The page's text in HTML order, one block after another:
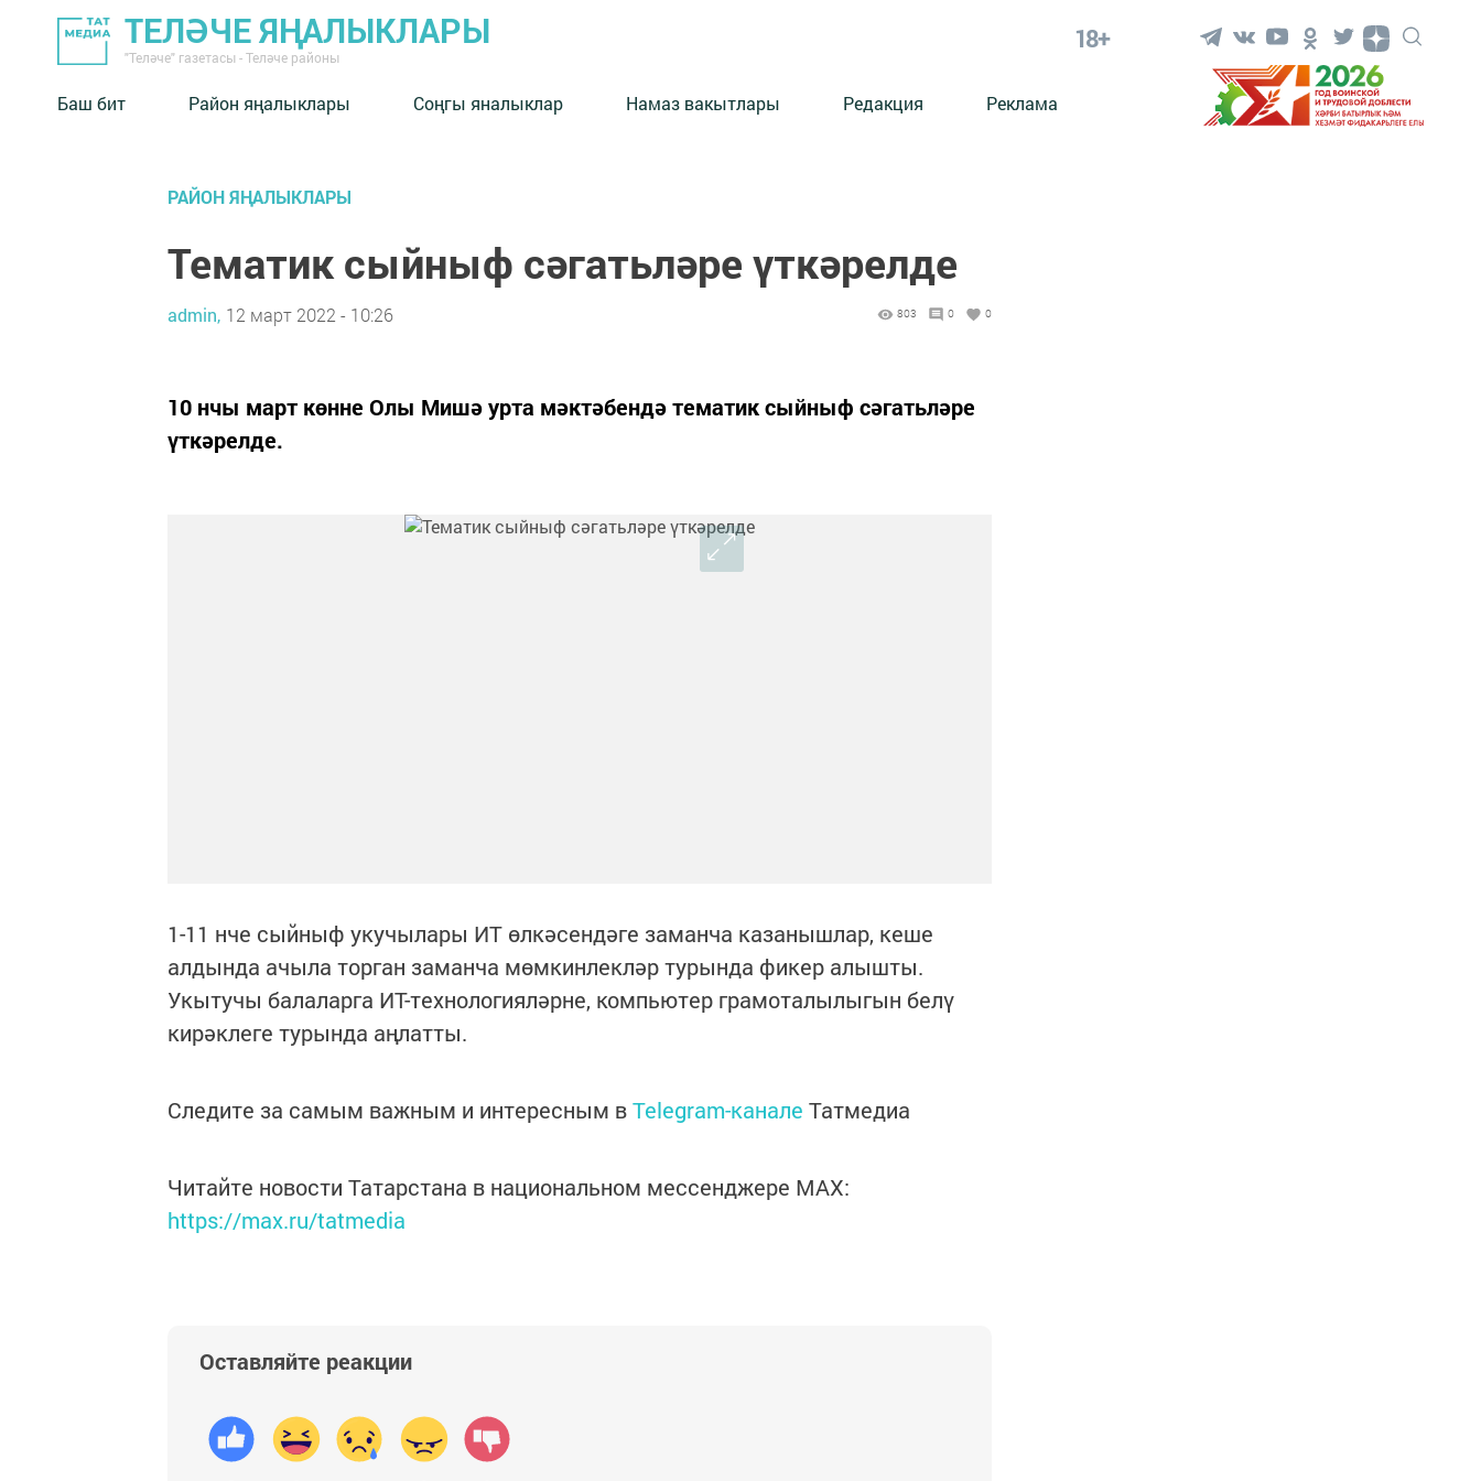
ТЕЛӘЧЕ ЯҢАЛЫКЛАРЫ
"Теләче" газетасы - Теләче районы
18+
Баш бит Район яңалыклары Соңгы яналыклар Намаз вакытлары Редакция Реклама
РАЙОН ЯҢАЛЫКЛАРЫ
Тематик сыйныф сәгатьләре үткәрелде
admin, 12 март 2022 - 10:26 803 0 0
10 нчы март көнне Олы Мишә урта мәктәбендә тематик сыйныф сәгатьләре
үткәрелде.
1-11 нче сыйныф укучылары ИТ өлкәсендәге заманча казанышлар, кеше
алдында ачыла торган заманча мөмкинлекләр турында фикер алышты.
Укытучы балаларга ИТ-технологияләрне, компьютер грамоталылыгын белү
кирәклеге турында аңлатты.
Следите за самым важным и интересным вTelegram-канале Татмедиа
Читайте новости Татарстана в национальном мессенджере MАХ:
https://max.ru/tatmedia
Оставляйте реакции